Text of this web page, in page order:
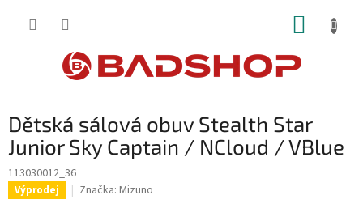
Dětská sálová obuv Stealth Star
Junior Sky Captain / NCloud / VBlue
113030012_36
Výprodej Značka: Mizuno